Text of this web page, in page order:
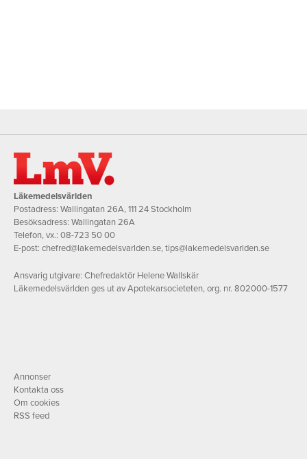
Läkemedelsvärlden
Postadress: Wallingatan 26A, 111 24 Stockholm
Besöksadress: Wallingatan 26A
Telefon, vx.: 08-723 50 00
E-post: chefred@lakemedelsvarlden.se,tips@lakemedelsvarlden.se
Ansvarig utgivare: Chefredaktör Helene Wallskär
Läkemedelsvärlden ges ut av Apotekarsocieteten, org. nr. 802000-1577
Annonser
Kontakta oss
Om cookies
RSS feed